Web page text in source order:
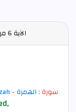
الآية
سورة :الهمزة-